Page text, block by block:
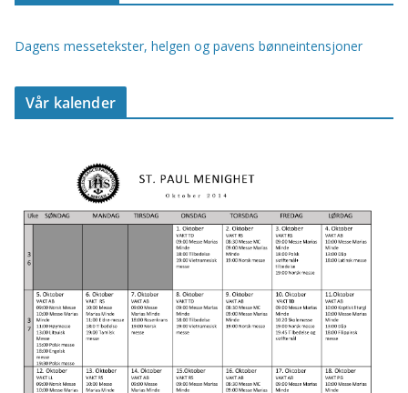
Dagens messetekster, helgen og pavens bønneintensjoner
Vår kalender